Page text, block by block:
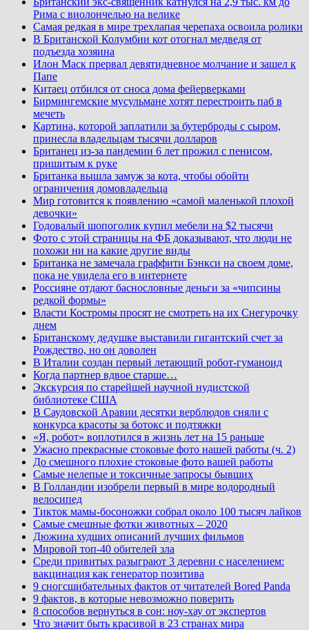
Рима с виолончелью на велике
Самая редкая в мире трехлапая черепаха освоила ролики
В Британской Колумбии кот отогнал медведя от
подъезда хозяина
Илон Маск прервал девятидневное молчание и зашел к
Папе
Китаец отбился от сноса дома фейерверками
Бирмингемские мусульмане хотят перестроить паб в
мечеть
Картина, которой заплатили за бутерброды с сыром,
принесла владельцам тысячи долларов
Британец из-за пандемии 6 лет прожил с пенисом,
пришитым к руке
Британка вышла замуж за кота, чтобы обойти
ограничения домовладельца
Мир готовится к появлению «самой маленькой плохой
девочки»
Годовалый шопоголик купил мебели на $2 тысячи
Фото с этой страницы на ФБ доказывают, что люди не
похожи ни на какие другие виды
Британка не замечала граффити Бэнкси на своем доме,
пока не увидела его в интернете
Россияне отдают баснословные деньги за «чипсины
редкой формы»
Власти Костромы просят не смотреть на их Снегурочку
днем
Британскому дедушке выставили гигантский счет за
Рождество, но он доволен
В Италии создан первый летающий робот-гуманоид
Когда партнер вдвое старше…
Экскурсия по старейшей научной нудистской
библиотеке США
В Саудовской Аравии десятки верблюдов сняли с
конкурса красоты за ботокс и подтяжки
«Я, робот» воплотился в жизнь лет на 15 раньше
Ужасно прекрасные стоковые фото нашей работы (ч. 2)
До смешного плохие стоковые фото вашей работы
Самые нелепые и токсичные запросы бывших
В Голландии изобрели первый в мире водородный
велосипед
Тикток мамы-босоножки собрал около 100 тысяч лайков
Самые смешные фотки животных – 2020
Дюжина худших описаний лучших фильмов
Мировой топ-40 обителей зла
Среди привитых разыграют 3 деревни с населением:
вакцинация как генератор позитива
9 сногсшибательных фактов от читателей Bored Panda
9 фактов, в которые невозможно поверить
8 способов вернуться в сон: ноу-хау от экспертов
Что значит быть красивой в 23 странах мира